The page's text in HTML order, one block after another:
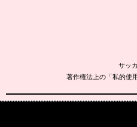
サッ
著作権法上の「私的使